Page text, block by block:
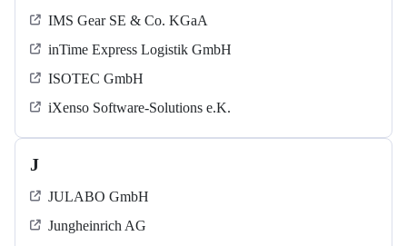
IMS Gear SE & Co. KGaA
inTime Express Logistik GmbH
ISOTEC GmbH
iXenso Software-Solutions e.K.
J
JULABO GmbH
Jungheinrich AG